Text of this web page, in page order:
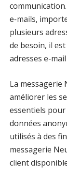
e-mails,
plusieurs
de besoin, il
adresses e-
La messagerie
améliorer les
essentiels
données
utilisés à des
messagerie
client